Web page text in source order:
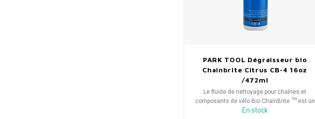
PARK TOOL Dégraisseur bio
Chainbrite Citrus CB-4 16oz
/472ml
Le fluide de nettoyage pour chaînes et
composants de vélo Bio ChainBrite ™ est un
dégraissant 100% biodégradable, naturel et
En stock